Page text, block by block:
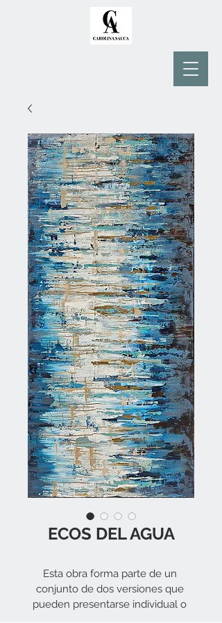
ECOS DEL AGUA
Esta obra forma parte de un
conjunto de dos versiones que
pueden presentarse individual o